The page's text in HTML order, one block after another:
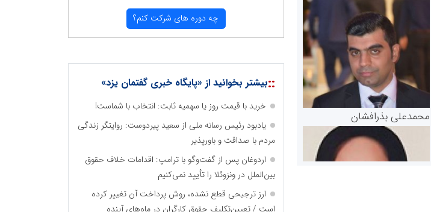
محمدعلی بذرافشان
چه دوره های شركت كنم؟
::بیشتر بخوانید از «پایگاه خبری گفتمان یزد»
خرید با قیمت روز یا سهمیه ثابت: انتخاب با شماست!
یادبود رئیس رسانه ملی از سعید پیردوست: روایتگر زندگی
مردم با صداقت و باورپذیر
اردوغان پس از گفت‌وگو با ترامپ: اقدامات خلاف حقوق
بین‌الملل در ونزوئلا را تأیید نمی‌کنیم
ارز ترجیحی قطع نشده، روش پرداخت آن تغییر کرده
است / تعیین‌تکلیف حقوق کارگران در ماه‌های آینده